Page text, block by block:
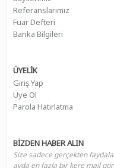
Referanslarımız
Fuar Defteri
Banka Bilgileri
ÜYELİK
Giriş Yap
Üye Ol
Parola Hatırlatma
BİZDEN HABER ALIN
Size sadece gerçekten
ayda en fazla bir kere mail